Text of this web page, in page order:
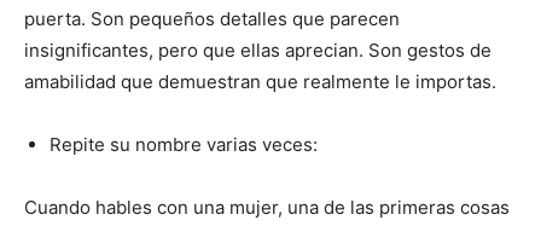
puerta. Son pequeños detalles que parecen
insignificantes, pero que ellas aprecian. Son gestos de
amabilidad que demuestran que realmente le importas.
Repite su nombre varias veces:
Cuando hables con una mujer, una de las primeras cosas